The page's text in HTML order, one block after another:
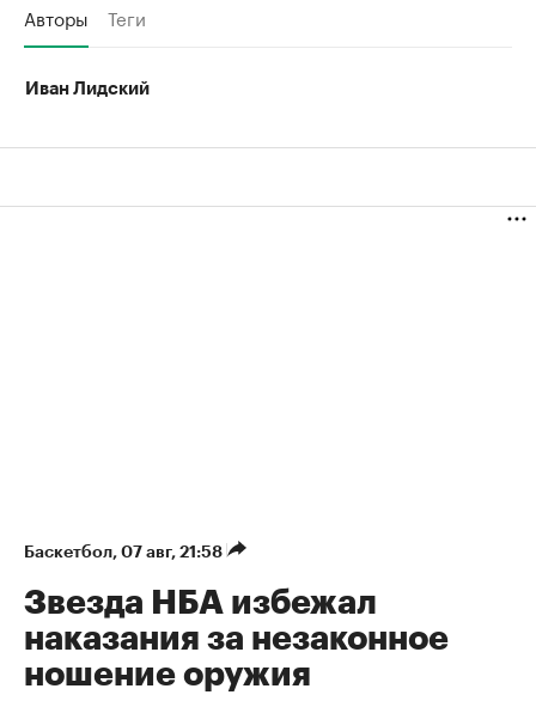
Авторы Теги
Иван Лидский
Баскетбол 07 авг, 21:58
Звезда НБА избежал
наказания за незаконное
ношение оружия